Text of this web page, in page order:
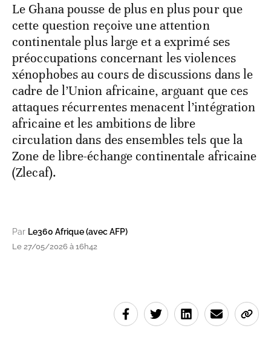
Le Ghana pousse de plus en plus pour que
cette question reçoive une attention
continentale plus large et a exprimé ses
préoccupations concernant les violences
xénophobes au cours de discussions dans le
cadre de l’Union africaine, arguant que ces
attaques récurrentes menacent l’intégration
africaine et les ambitions de libre
circulation dans des ensembles tels que la
Zone de libre-échange continentale africaine
(Zlecaf).
Par Le360 Afrique (avec AFP)
Le 27/05/2026 à 16h42